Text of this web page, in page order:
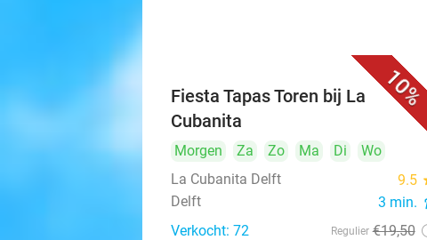
10%
Fiesta Tapas Toren bij La
Cubanita
Morgen Za Zo Ma Di
Wo
La Cubanita Delft
9.5
Delft 3 min.
Verkocht: 72 Regulier €19,50